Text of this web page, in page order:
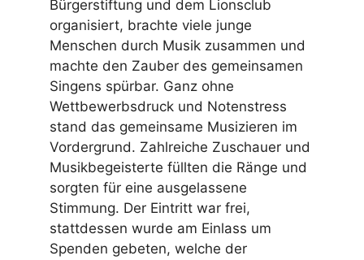
Bürgerstiftung und dem Lionsclub
organisiert, brachte viele junge
Menschen durch Musik zusammen und
machte den Zauber des gemeinsamen
Singens spürbar. Ganz ohne
Wettbewerbsdruck und Notenstress
stand das gemeinsame Musizieren im
Vordergrund. Zahlreiche Zuschauer und
Musikbegeisterte füllten die Ränge und
sorgten für eine ausgelassene
Stimmung. Der Eintritt war frei,
stattdessen wurde am Einlass um
Spenden gebeten, welche der